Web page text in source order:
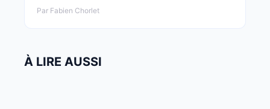
Par Fabien Chorlet
À LIRE AUSSI